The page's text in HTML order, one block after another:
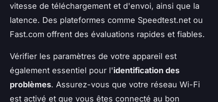
vitesse de téléchargement et d'envoi, ainsi que la
latence. Des plateformes comme Speedtest.net ou
Fast.com offrent des évaluations rapides et fiables.
Vérifier les paramètres de votre appareil est
également essentiel pour l'identification des
problèmes. Assurez-vous que votre réseau Wi-Fi
est activé et que vous êtes connecté au bon